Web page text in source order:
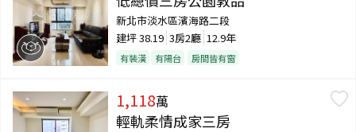
新北市淡水區濱海路二段
建坪38.19 3房2廳 12.9年
有裝潢 有陽台 房間皆有窗
1,118萬
輕軌柔情成家三房